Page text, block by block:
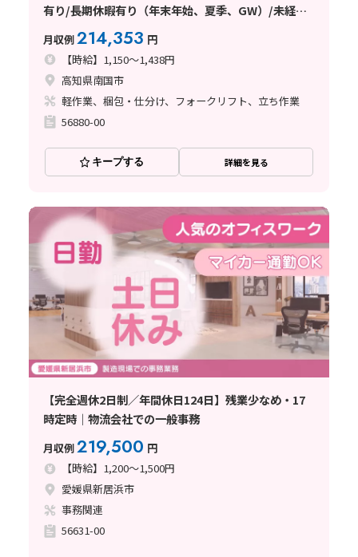
有り/長期休暇有り（年末年始、夏季、GW）/未経験
の若手からベテランのシニア世代まで幅広く活躍中◎
月収例214,353 円
【時給】1,150～1,438円
高知県南国市
軽作業、梱包・仕分け、フォークリフト、立ち作業
56880-00
キープする 詳細を見る
【完全週休2日制／年間休日124日】残業少なめ・17
時定時｜物流会社での一般事務
月収例219,500 円
【時給】1,200～1,500円
愛媛県新居浜市
事務関連
56631-00